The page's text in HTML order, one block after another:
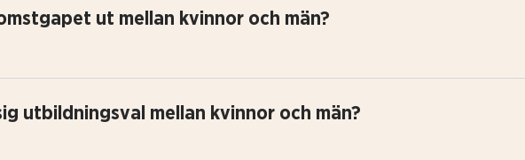
ut mellan kvinnor och män?
utbildningsval mellan kvinnor och män?